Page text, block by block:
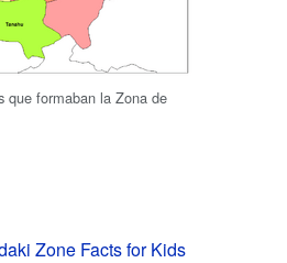
que formaban la Zona de
Zone Facts for Kids